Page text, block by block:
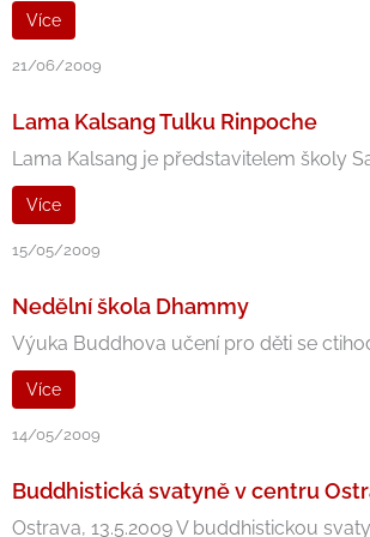
Více
21/06/2009
Lama Kalsang Tulku Rinpoche
Lama Kalsang je představitelem školy
Více
15/05/2009
Nedělní škola Dhammy
Výuka Buddhova učení pro děti se
Více
14/05/2009
Buddhistická svatyně v centru
Ostrava, 13.5.2009 V buddhistickou